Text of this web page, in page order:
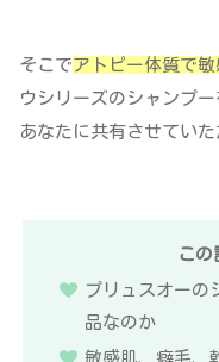
そこでアトピー体質で
ウシリーズのシャンプ
あなたに共有させていた
この
プリュスオーの
品なのか
敏感肌、癖毛、